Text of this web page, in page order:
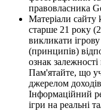
правовласника
Матеріали сайту
старше 21 року
викликати
(принципів)
ознак залежності
Пам'ятайте, що
джерелом
Інформаційний
ігри на реальні